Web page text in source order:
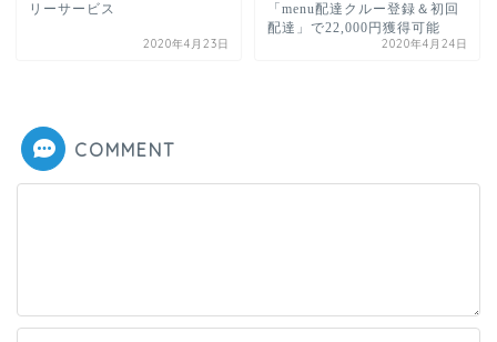
リーサービス
2020年4月23日
「menu配達クルー登録＆初回
配達」で22,000円獲得可能
2020年4月24日
COMMENT